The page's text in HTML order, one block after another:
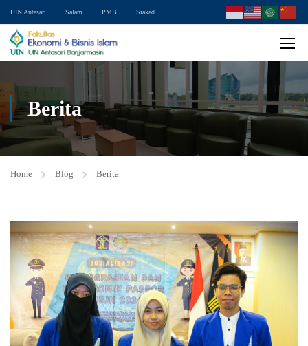
UIN Antasari Salam PMB Siakad
Berita
Home Blog Berita